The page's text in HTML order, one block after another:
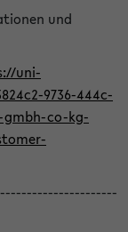
und
uni-
9736-444c-
gmbh-co-kg-